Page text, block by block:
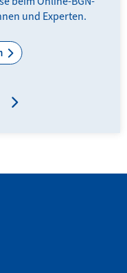
und Experten.